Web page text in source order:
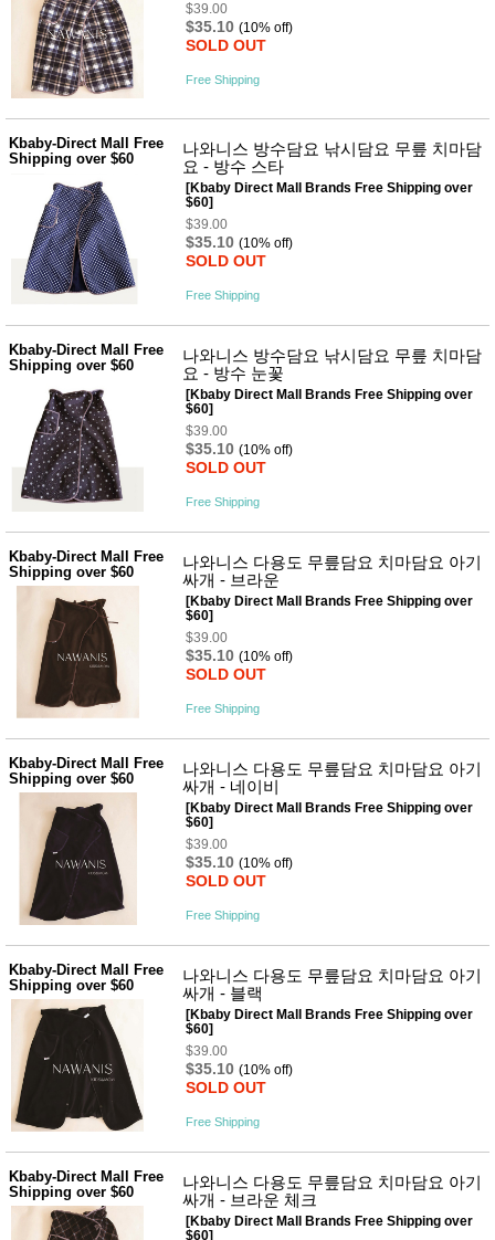
계절/생
활가전
건강가
전
방
명품식
기브랜
드
보관용
조리용
주방소
품
즉석가
공식품
면류
양념/소
스/가루
건조식
농산품
놀이방
매트
DVD
유아 보
조형물
DIY
유아 이
유식
아기띠/
외출용
품
건강/미
용/식기
달교육
용품
어른내
유/아동
내의
가방/지
갑/케이
스
패션/잡
생
활
세탁세
제
일상 돋
보기
침구용
품
생활/욕
실/청소
용품
WALL
DECO
Pet
Supplies
공연/행
$39.00
$35.10 (10% off)
SOLD OUT
Free Shipping
Kbaby-Direct Mall Free
Shipping over $60
나와니스 방수담요 낚시담요 무릎 치마담
요 - 방수 스타
[Kbaby Direct Mall Brands Free Shipping over
$60]
$39.00
$35.10 (10% off)
SOLD OUT
Free Shipping
Kbaby-Direct Mall Free
Shipping over $60
나와니스 방수담요 낚시담요 무릎 치마담
요 - 방수 눈꽃
[Kbaby Direct Mall Brands Free Shipping over
$60]
$39.00
$35.10 (10% off)
SOLD OUT
Free Shipping
Kbaby-Direct Mall Free
Shipping over $60
나와니스 다용도 무릎담요 치마담요 아기
싸개 - 브라운
[Kbaby Direct Mall Brands Free Shipping over
$60]
$39.00
$35.10 (10% off)
SOLD OUT
Free Shipping
Kbaby-Direct Mall Free
Shipping over $60
나와니스 다용도 무릎담요 치마담요 아기
싸개 - 네이비
[Kbaby Direct Mall Brands Free Shipping over
$60]
$39.00
$35.10 (10% off)
SOLD OUT
Free Shipping
Kbaby-Direct Mall Free
Shipping over $60
나와니스 다용도 무릎담요 치마담요 아기
싸개 - 블랙
[Kbaby Direct Mall Brands Free Shipping over
$60]
$39.00
$35.10 (10% off)
SOLD OUT
Free Shipping
Kbaby-Direct Mall Free
Shipping over $60
나와니스 다용도 무릎담요 치마담요 아기
싸개 - 브라운 체크
[Kbaby Direct Mall Brands Free Shipping over
$60]